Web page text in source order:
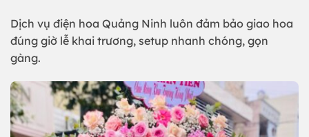
Dịch vụ điện hoa Quảng Ninh luôn đảm bảo giao hoa
đúng giờ lễ khai trương, setup nhanh chóng, gọn
gàng.